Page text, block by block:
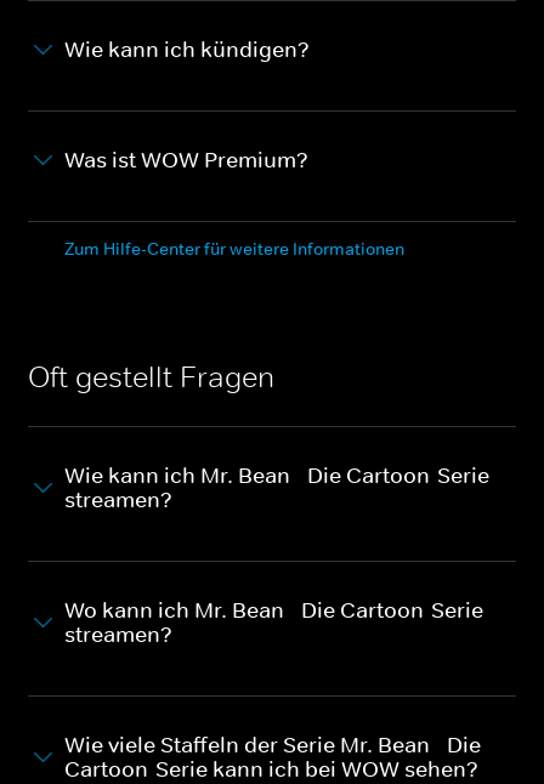
Wie kann ich kündigen?
Was ist WOW Premium?
Zum Hilfe-Center für weitere Informationen
Oft gestellt Fragen
Wie kann ich Mr. Bean - Die Cartoon-Serie
streamen?
Wo kann ich Mr. Bean - Die Cartoon-Serie
streamen?
Wie viele Staffeln der Serie Mr. Bean - Die
Cartoon-Serie kann ich bei WOW sehen?